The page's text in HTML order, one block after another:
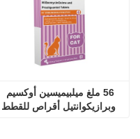
وبرازيكوانتيل أقراص للقطط